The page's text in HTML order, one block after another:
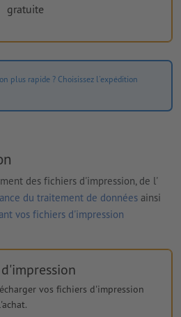
gratuite
plus rapide ? Choisissez l'expédition
des fichiers d'impression, de l'
du traitement de données ainsi
vos fichiers d'impression
vos fichiers d'impression